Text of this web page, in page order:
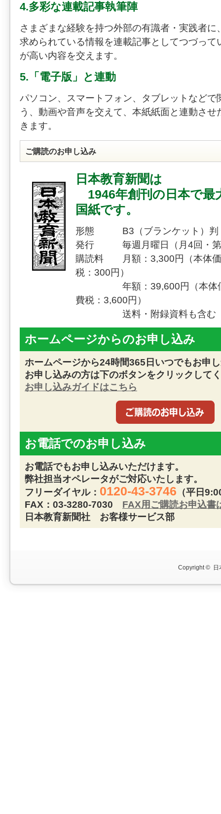
4.多彩な連載記事執筆陣
さまざまな経験を持つ外部の有識者・実践者に
求められている情報を連載記事としてつづって
が高い内容を交えます。
5.「電子版」と連動
パソコン、スマートフォン、タブレットなどで
う、動画や音声を交えて、本紙紙面と連動させ
きます。
ご購読のお申し込み
日本教育新聞は
1946年創刊の日本で最
国紙です。
形態 B3（ブランケット）判
発行 毎週月曜日（月4回・第
購読料 月額：3,300円（本体価
税：300円）
年額：39,600円（本体価
費税：3,600円）
送料・附録資料も含む
ホームページからのお申し込み
ホームページから24時間365日いつでもお申
お申し込みの方は下のボタンをクリックして
お申し込みガイドはこちら
お電話でのお申し込み
お電話でもお申し込みいただけます。
弊社担当オペレータがご対応いたします。
フリーダイヤル： 0120-43-3746 （平日
FAX：03-3280-7030 FAX用ご購読お申込書
日本教育新聞社 お客様サービス部
Copyright © 日